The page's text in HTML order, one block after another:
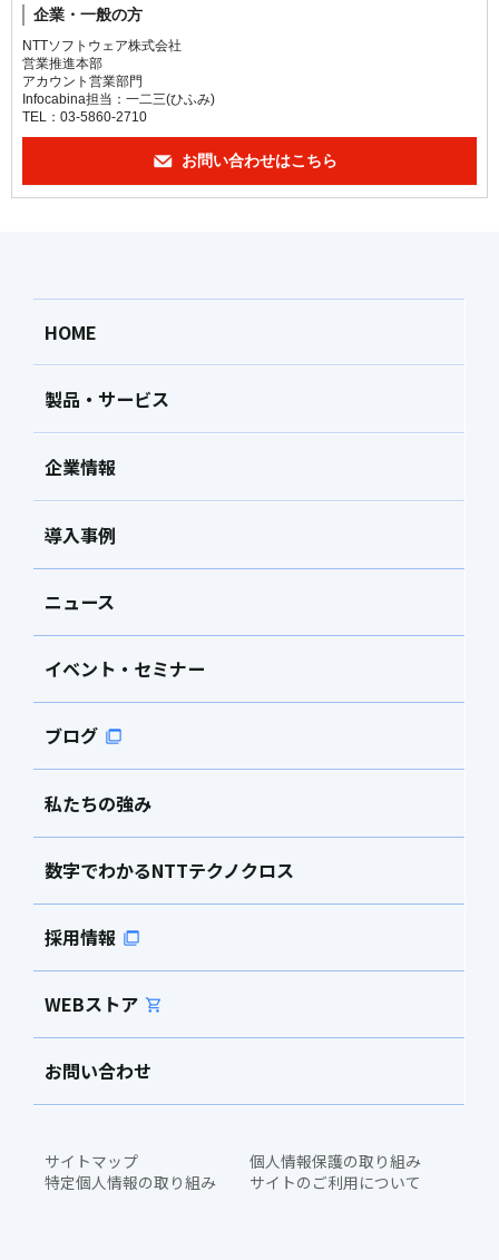
企業・一般の方
NTTソフトウェア株式会社
営業推進本部
アカウント営業部門
Infocabina担当：一二三(ひふみ)
TEL：03-5860-2710
お問い合わせはこちら
HOME
製品・サービス
企業情報
導入事例
ニュース
イベント・セミナー
ブログ
私たちの強み
数字でわかるNTTテクノクロス
採用情報
WEBストア
お問い合わせ
サイトマップ
個人情報保護の取り組み
特定個人情報の取り組み
サイトのご利用について